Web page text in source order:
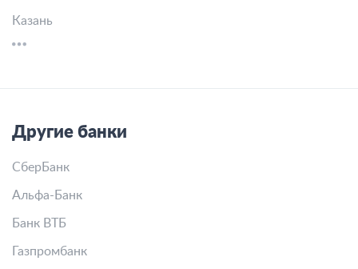
Казань
Другие банки
СберБанк
Альфа-Банк
Банк ВТБ
Газпромбанк